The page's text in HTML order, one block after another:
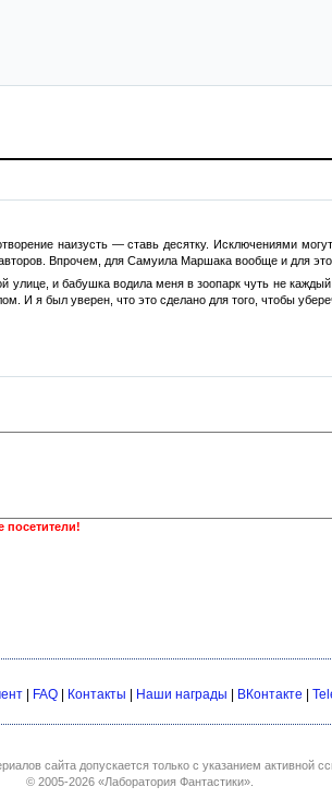
наизусть — ставь десятку. Исключениями
Впрочем, для Самуила Маршака вообще и для
улице, и бабушка водила меня в зоопарк чуть не
И я был уверен, что это сделано для того, чтобы
посетители!
FAQ Контакты Наши награды ВКонтакте
сайта допускается только с указанием активной
© 2005-2026 «Лаборатория Фантастики».